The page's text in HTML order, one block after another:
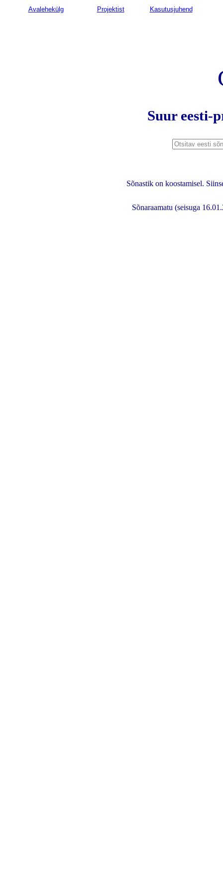
Avalehekülg Projektist Kasutusjuhend
Suur eesti-
Sõnastik on koostamisel.
Sõnaraamatu (seisuga